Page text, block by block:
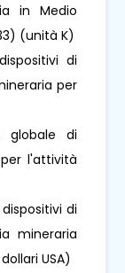
in Medio
(unità K)
di
per
globale di
l'attività
di
mineraria
USA)